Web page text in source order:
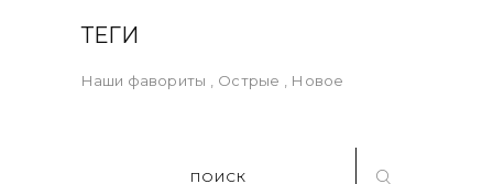
ТЕГИ
Наши фавориты Острые Новое